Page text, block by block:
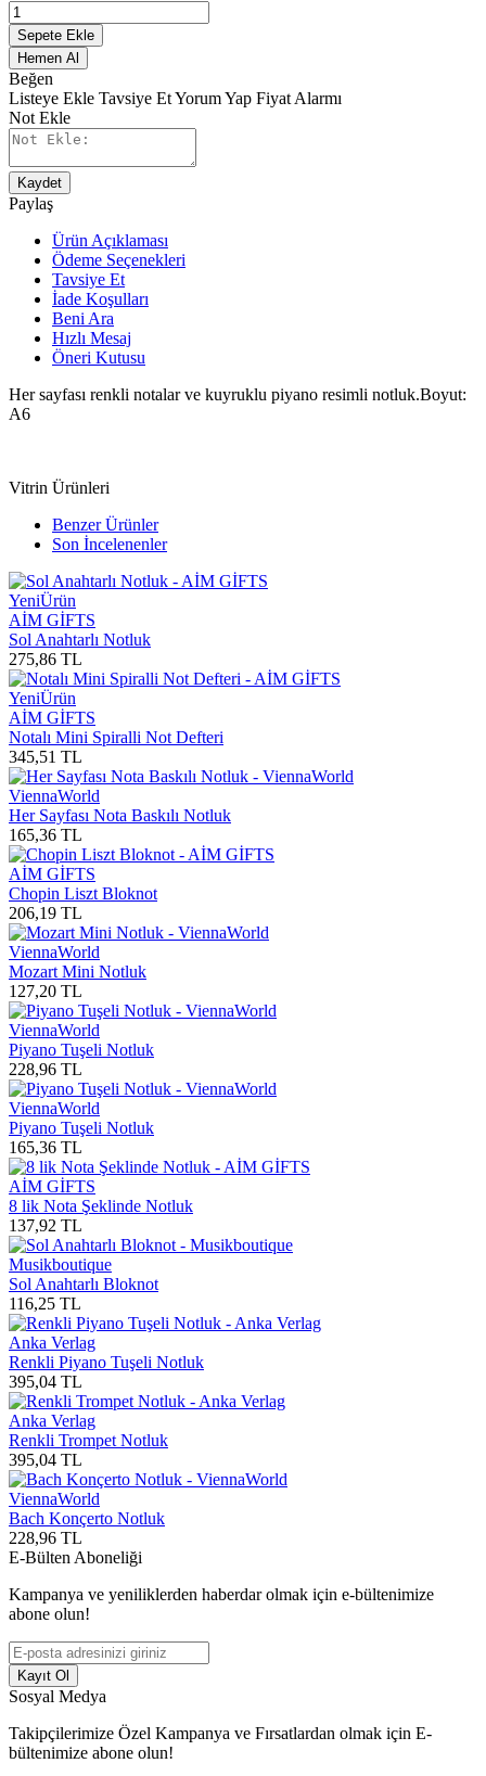
Sepete Ekle
Hemen Al
Beğen
Listeye Ekle Tavsiye EtYorum Yap Fiyat Alarmı
Not Ekle
Kaydet
Paylaş
Ürün Açıklaması
Ödeme Seçenekleri
Tavsiye Et
İade Koşulları
Beni Ara
Hızlı Mesaj
Öneri Kutusu
Her sayfası renkli notalar ve kuyruklu piyano resimli notluk.Boyut:
A6
Vitrin Ürünleri
Benzer Ürünler
Son İncelenenler
YeniÜrün
AİM GİFTS
Sol Anahtarlı Notluk
275,86 TL
YeniÜrün
AİM GİFTS
Notalı Mini Spiralli Not Defteri
345,51 TL
ViennaWorld
Her Sayfası Nota Baskılı Notluk
165,36 TL
AİM GİFTS
Chopin Liszt Bloknot
206,19 TL
ViennaWorld
Mozart Mini Notluk
127,20 TL
ViennaWorld
Piyano Tuşeli Notluk
228,96 TL
ViennaWorld
Piyano Tuşeli Notluk
165,36 TL
AİM GİFTS
8 lik Nota Şeklinde Notluk
137,92 TL
Musikboutique
Sol Anahtarlı Bloknot
116,25 TL
Anka Verlag
Renkli Piyano Tuşeli Notluk
395,04 TL
Anka Verlag
Renkli Trompet Notluk
395,04 TL
ViennaWorld
Bach Konçerto Notluk
228,96 TL
E-Bülten Aboneliği
Kampanya ve yeniliklerden haberdar olmak için e-bültenimize
abone olun!
Kayıt Ol
Sosyal Medya
Takipçilerimize Özel Kampanya ve Fırsatlardan olmak için E-
bültenimize abone olun!